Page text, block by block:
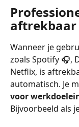
aftrekbaar
Wanneer je
zoals Spotify 🎧,
Netflix, is
automatisch. Je
voor
Bijvoorbeeld als